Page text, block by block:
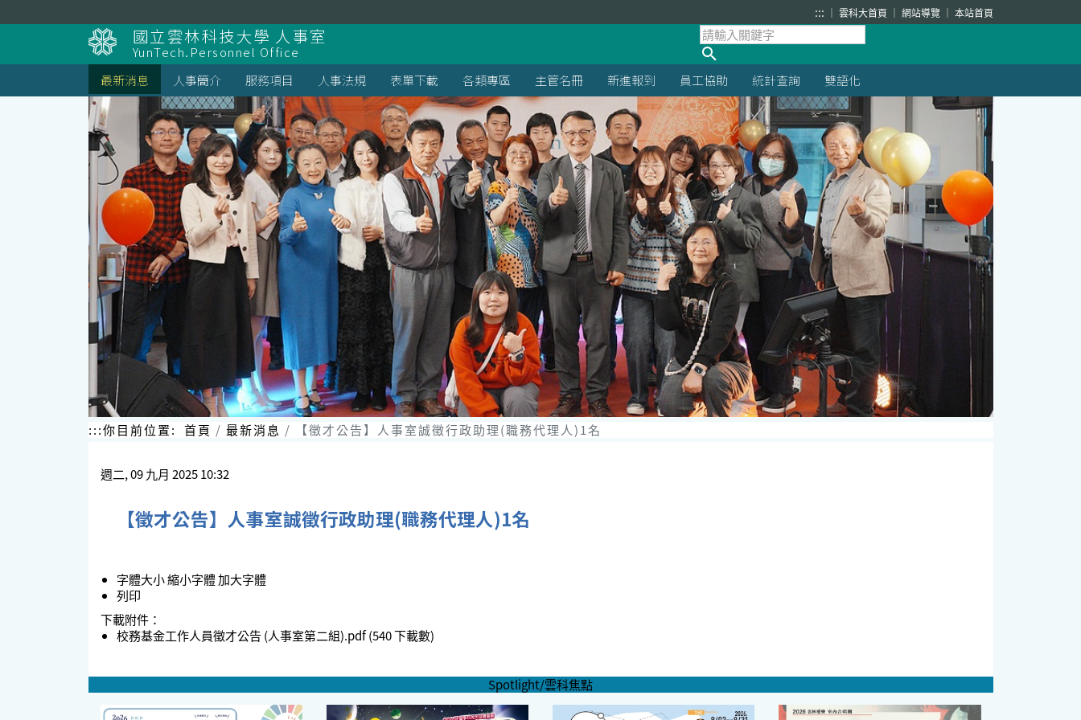
到
::: 雲科大首頁 網站導覽 本站首頁
國立雲林科技大學 人事室
YunTech.Personnel Office
最新消息
人事簡介 服務項目 人事法規 表單下載 各類專區 主管名冊 新進報到 員工協助 統計查詢 雙語化
:::你目前位置: 首頁 最新消息 【徵才公告】人事室誠徵行政助理(職務代理人)1名
週二, 09 九月 2025 10:32
【徵才公告】人事室誠徵行政助理(職務代理人)1名
字體大小縮小字體加大字體
列印
下載附件：
校務基金工作人員徵才公告 (人事室第二組).pdf (540 下載數)
Spotlight/雲科焦點